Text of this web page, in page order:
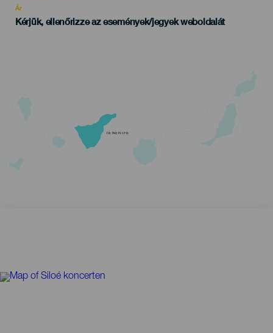
Ár
Kérjük, ellenőrizze az események/jegyek weboldalát
TENERIFE